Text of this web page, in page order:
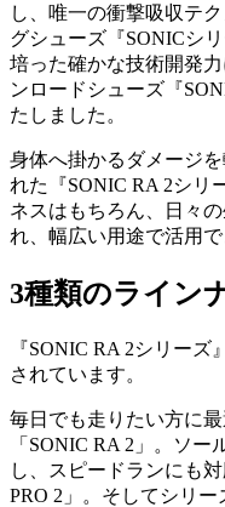
し、唯一の衝撃吸収テ
グシューズ『SONICシ
培った確かな技術開発
ンロードシューズ『
たしました。
身体へ掛かるダメージ
れた『SONIC RA 2シリ
ネスはもちろん、日々
れ、幅広い用途で活用
3種類のライン
『SONIC RA 2シリー
されています。
毎日でも走りたい方に
「SONIC RA 2」。ソ
し、スピードランにも
PRO 2」。そしてシリ